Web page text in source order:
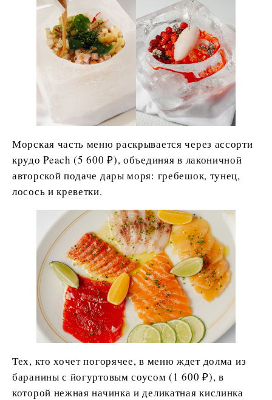
Морская часть меню раскрывается через ассорти
крудо Peach (5 600 ₽), объединяя в лаконичной
авторской подаче дары моря: гребешок, тунец,
лосось и креветки.
Тех, кто хочет погорячее, в меню ждет долма из
баранины с йогуртовым соусом (1 600 ₽), в
которой нежная начинка и деликатная кислинка